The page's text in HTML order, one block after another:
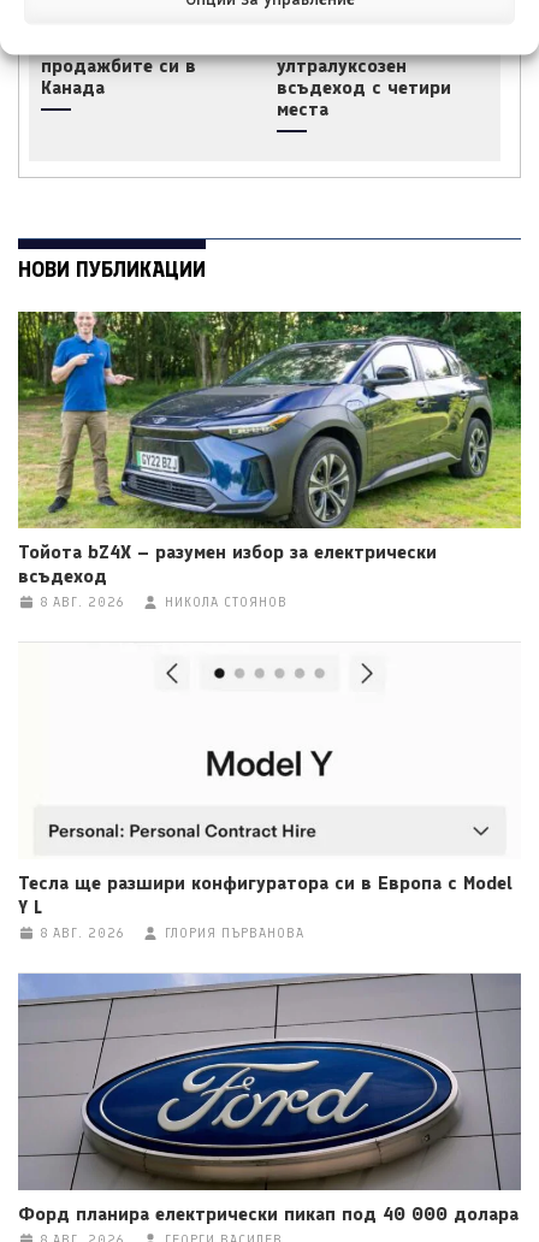
продажбите си в
Канада
ултралуксозен
всъдеход с четири
места
НОВИ ПУБЛИКАЦИИ
Тойота bZ4X – разумен избор за електрически
всъдеход
8 АВГ. 2026 НИКОЛА СТОЯНОВ
Тесла ще разшири конфигуратора си в Европа с Model
Y L
8 АВГ. 2026 ГЛОРИЯ ПЪРВАНОВА
Форд планира електрически пикап под 40 000 долара